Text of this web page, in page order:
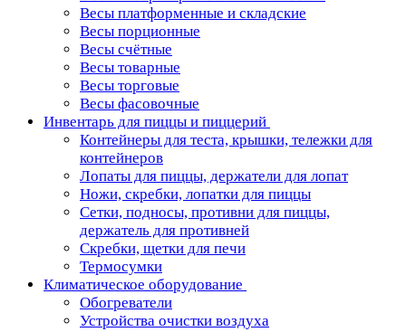
Весы платформенные и складские
Весы порционные
Весы счётные
Весы товарные
Весы торговые
Весы фасовочные
Инвентарь для пиццы и пиццерий
Контейнеры для теста, крышки, тележки для
контейнеров
Лопаты для пиццы, держатели для лопат
Ножи, скребки, лопатки для пиццы
Сетки, подносы, противни для пиццы,
держатель для противней
Скребки, щетки для печи
Термосумки
Климатическое оборудование
Обогреватели
Устройства очистки воздуха